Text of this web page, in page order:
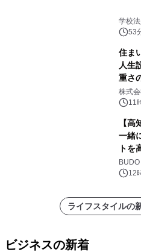
学校
53
住ま
人生
重さ
株式
11
【
一緒
トを
BUDO
12
ライフスタイルの
ビジネスの新着